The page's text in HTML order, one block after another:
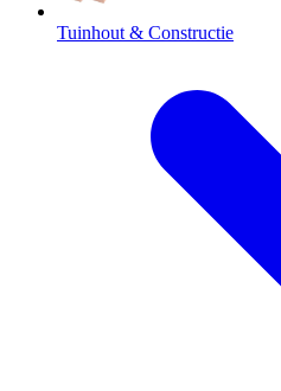
Tuinhout & Constructie